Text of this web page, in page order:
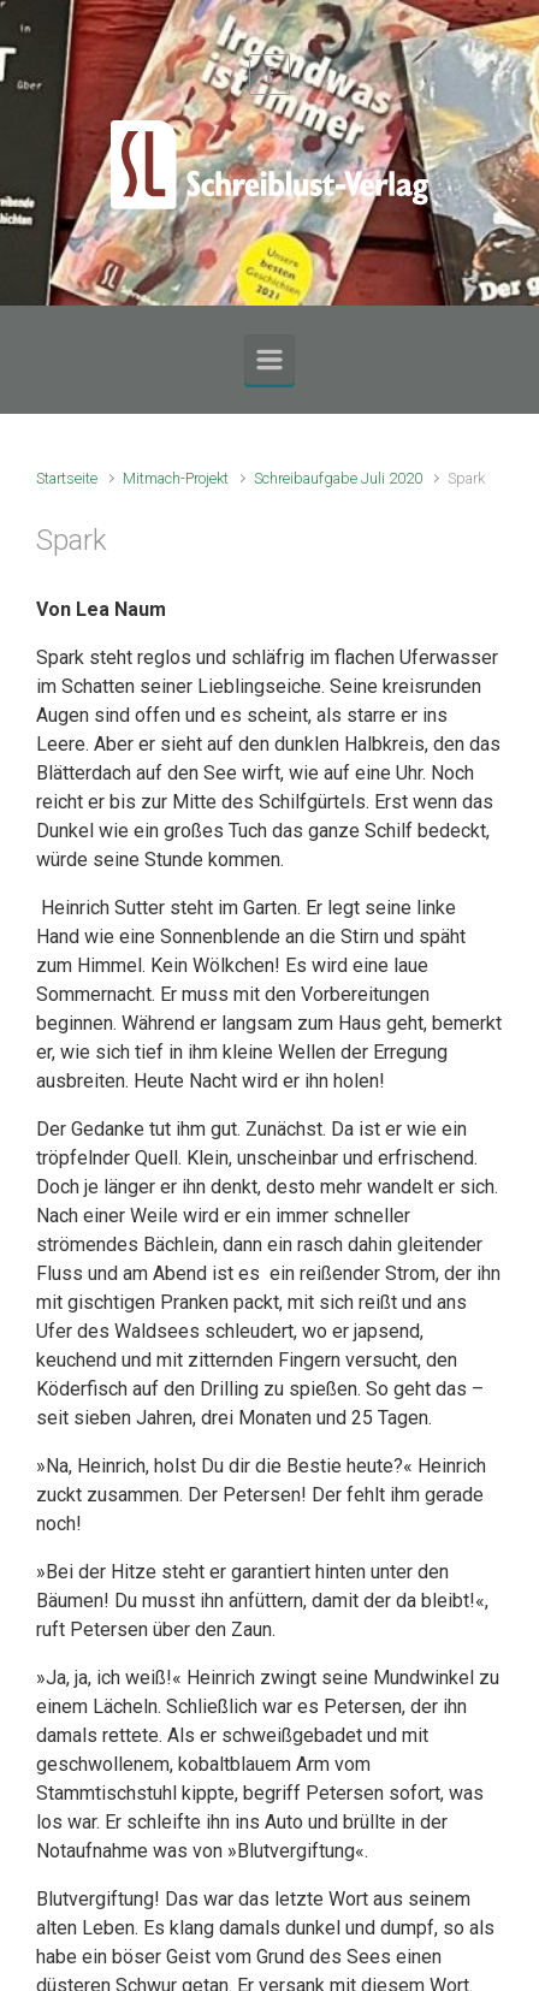
Zum Hauptinhalt springen
Startseite Mitmach-Projekt Schreibaufgabe Juli 2020 Spark
Spark
Von Lea Naum
Spark steht reglos und schläfrig im flachen Uferwasser
im Schatten seiner Lieblingseiche. Seine kreisrunden
Augen sind offen und es scheint, als starre er ins
Leere. Aber er sieht auf den dunklen Halbkreis, den das
Blätterdach auf den See wirft, wie auf eine Uhr. Noch
reicht er bis zur Mitte des Schilfgürtels. Erst wenn das
Dunkel wie ein großes Tuch das ganze Schilf bedeckt,
würde seine Stunde kommen.
Heinrich Sutter steht im Garten. Er legt seine linke
Hand wie eine Sonnenblende an die Stirn und späht
zum Himmel. Kein Wölkchen! Es wird eine laue
Sommernacht. Er muss mit den Vorbereitungen
beginnen. Während er langsam zum Haus geht, bemerkt
er, wie sich tief in ihm kleine Wellen der Erregung
ausbreiten. Heute Nacht wird er ihn holen!
Der Gedanke tut ihm gut. Zunächst. Da ist er wie ein
tröpfelnder Quell. Klein, unscheinbar und erfrischend.
Doch je länger er ihn denkt, desto mehr wandelt er sich.
Nach einer Weile wird er ein immer schneller
strömendes Bächlein, dann ein rasch dahin gleitender
Fluss und am Abend ist es ein reißender Strom, der ihn
mit gischtigen Pranken packt, mit sich reißt und ans
Ufer des Waldsees schleudert, wo er japsend,
keuchend und mit zitternden Fingern versucht, den
Köderfisch auf den Drilling zu spießen. So geht das –
seit sieben Jahren, drei Monaten und 25 Tagen.
»Na, Heinrich, holst Du dir die Bestie heute?« Heinrich
zuckt zusammen. Der Petersen! Der fehlt ihm gerade
noch!
»Bei der Hitze steht er garantiert hinten unter den
Bäumen! Du musst ihn anfüttern, damit der da bleibt!«,
ruft Petersen über den Zaun.
»Ja, ja, ich weiß!« Heinrich zwingt seine Mundwinkel zu
einem Lächeln. Schließlich war es Petersen, der ihn
damals rettete. Als er schweißgebadet und mit
geschwollenem, kobaltblauem Arm vom
Stammtischstuhl kippte, begriff Petersen sofort, was
los war. Er schleifte ihn ins Auto und brüllte in der
Notaufnahme was von »Blutvergiftung«.
Blutvergiftung! Das war das letzte Wort aus seinem
alten Leben. Es klang damals dunkel und dumpf, so als
habe ein böser Geist vom Grund des Sees einen
düsteren Schwur getan. Er versank mit diesem Wort.